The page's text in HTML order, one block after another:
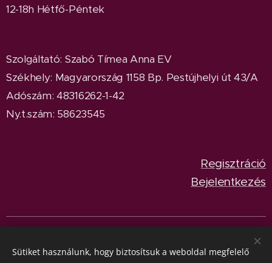
12-18h Hétfő-Péntek
Szolgáltató: Szabó Tímea Anna EV
Székhely: Magyarország 1158 Bp. Pestújhelyi út 43/A
Adószám: 48316262-1-42
Ny.t.szám: 58623545
Regisztráció
Bejelentkezés
Nyelvek
Sütiket használunk, hogy biztosítsuk a weboldal megfelelő